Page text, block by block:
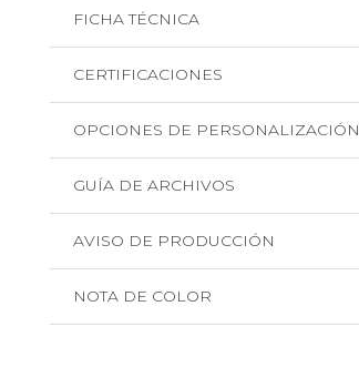
FICHA TÉCNICA
CERTIFICACIONES
OPCIONES DE PERSONALIZACIÓN
GUÍA DE ARCHIVOS
AVISO DE PRODUCCIÓN
NOTA DE COLOR